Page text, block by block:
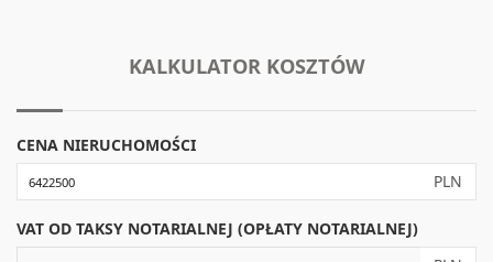
KALKULATOR KOSZTÓW
CENA NIERUCHOMOŚCI
PLN
VAT OD TAKSY NOTARIALNEJ (OPŁATY NOTARIALNEJ)